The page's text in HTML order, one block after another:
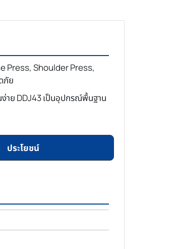
Press, Shoulder Press,
ภัย
ง่าย DDJ43 เป็นอุปกรณ์พื้นฐาน
ประโยชน์